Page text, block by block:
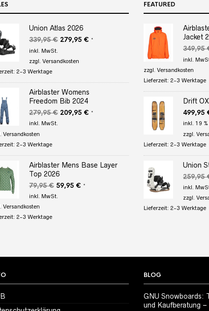
Union Atlas 2026
339,95€ Ursprünglicher
339,95 €
279,95 € Aktueller
*
inkl. MwSt.
zzgl. Versandkosten
2-3 Werktage
Airblaster Womens
Freedom Bib 2024
279,95€ Ursprünglicher
209,95 € Aktueller
*
inkl. MwSt.
Versandkosten
2-3 Werktage
Airblaster Mens Base Layer
Top 2026
79,95€ Ursprünglicher
Preis
59,95 € Aktueller
*
inkl. MwSt.
Versandkosten
2-3 Werktage
FEATURED
Jacket
349,95
inkl.
zzgl.Versandkosten
Lieferzeit: 2-3 Werktage
Drift
499,95
inkl. 19 %
zzgl.
Lieferzeit: 2-3 Werktage
Union
259,95
inkl.
zzgl.
Lieferzeit: 2-3 Werktage
BLOG
GNU Snowboards:
und Kaufberatung –